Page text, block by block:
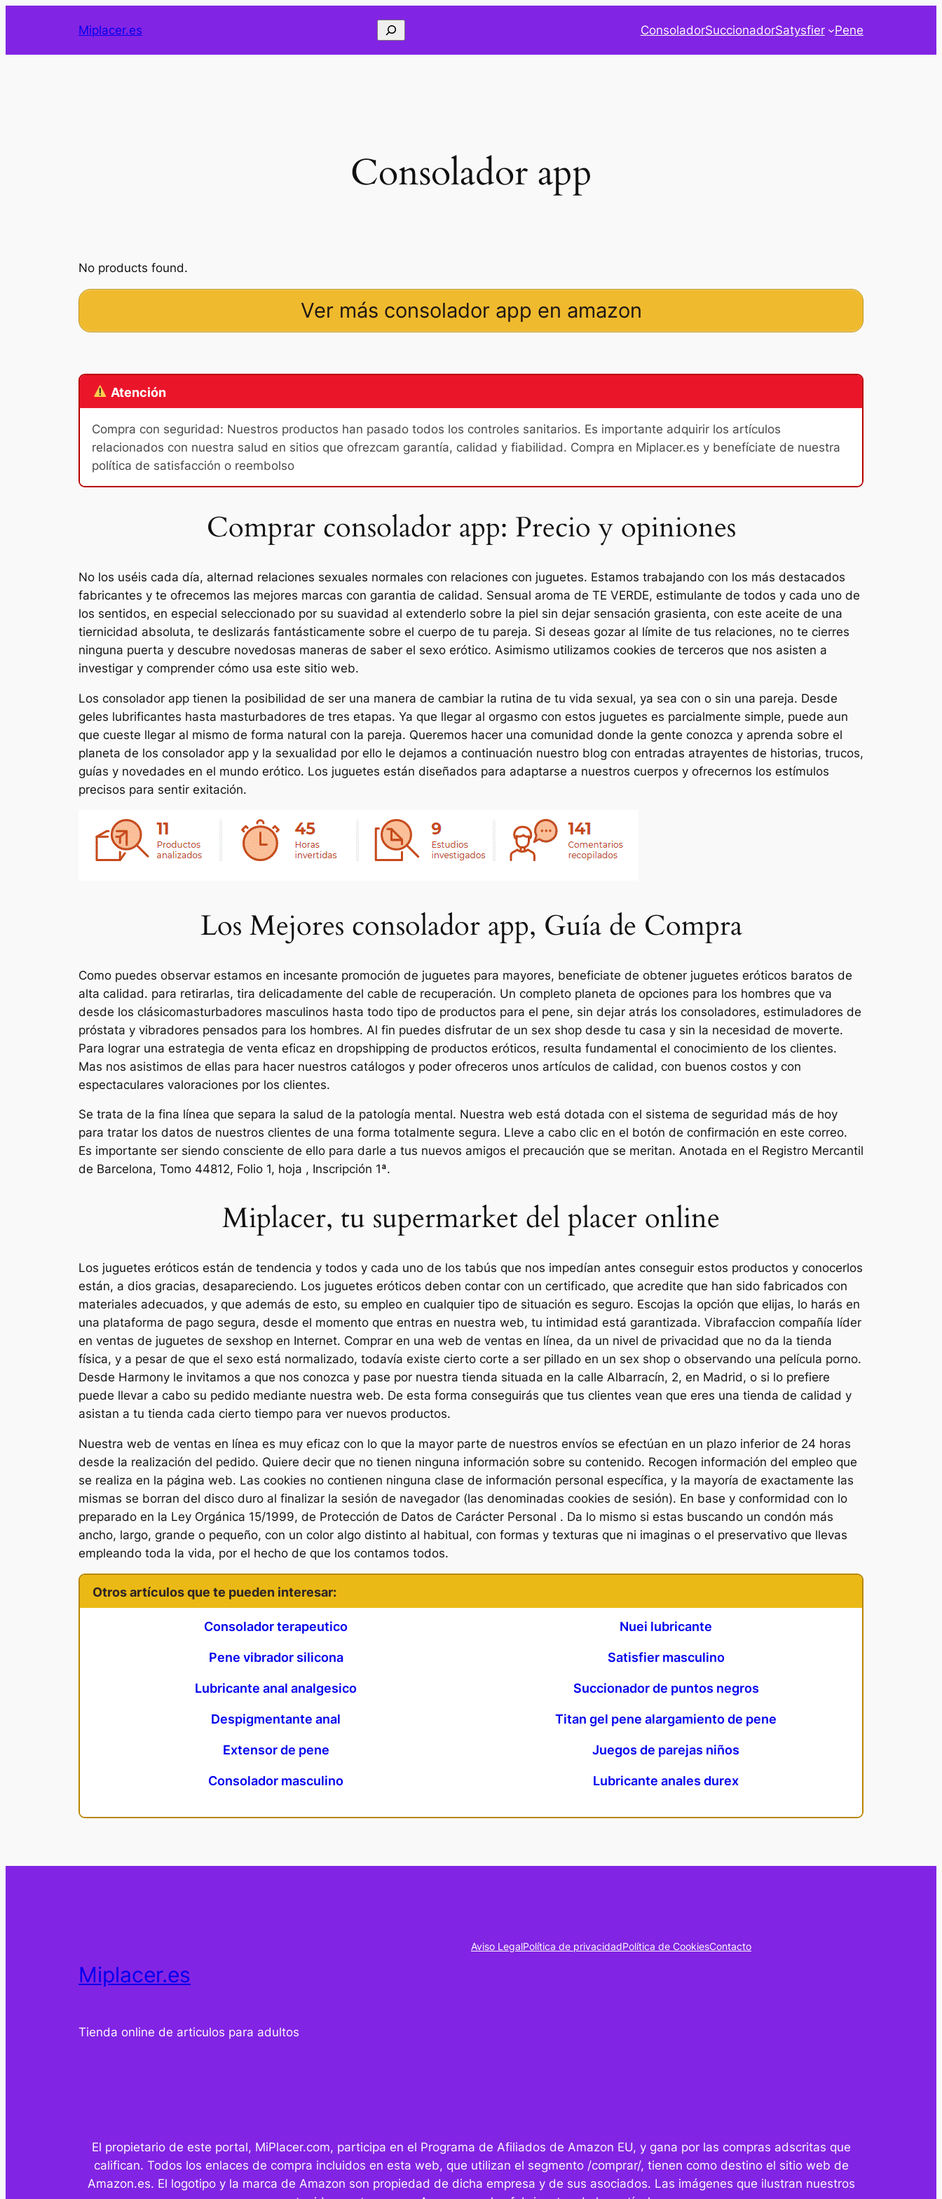
Miplacer.es Buscar ConsoladorSuccionadorSatysfier Pene
Consolador app
No products found.
Ver más consolador app en amazon
Atención
Compra con seguridad: Nuestros productos han pasado todos los controles sanitarios. Es importante adquirir los artículos
relacionados con nuestra salud en sitios que ofrezcam garantía, calidad y fiabilidad. Compra en Miplacer.es y benefíciate de nuestra
política de satisfacción o reembolso
Comprar consolador app: Precio y opiniones
No los uséis cada día, alternad relaciones sexuales normales con relaciones con juguetes. Estamos trabajando con los más destacados
fabricantes y te ofrecemos las mejores marcas con garantia de calidad. Sensual aroma de TE VERDE, estimulante de todos y cada uno de
los sentidos, en especial seleccionado por su suavidad al extenderlo sobre la piel sin dejar sensación grasienta, con este aceite de una
tiernicidad absoluta, te deslizarás fantásticamente sobre el cuerpo de tu pareja. Si deseas gozar al límite de tus relaciones, no te cierres
ninguna puerta y descubre novedosas maneras de saber el sexo erótico. Asimismo utilizamos cookies de terceros que nos asisten a
investigar y comprender cómo usa este sitio web.
Los consolador app tienen la posibilidad de ser una manera de cambiar la rutina de tu vida sexual, ya sea con o sin una pareja. Desde
geles lubrificantes hasta masturbadores de tres etapas. Ya que llegar al orgasmo con estos juguetes es parcialmente simple, puede aun
que cueste llegar al mismo de forma natural con la pareja. Queremos hacer una comunidad donde la gente conozca y aprenda sobre el
planeta de los consolador app y la sexualidad por ello le dejamos a continuación nuestro blog con entradas atrayentes de historias, trucos,
guías y novedades en el mundo erótico. Los juguetes están diseñados para adaptarse a nuestros cuerpos y ofrecernos los estímulos
precisos para sentir exitación.
Los Mejores consolador app, Guía de Compra
Como puedes observar estamos en incesante promoción de juguetes para mayores, beneficiate de obtener juguetes eróticos baratos de
alta calidad. para retirarlas, tira delicadamente del cable de recuperación. Un completo planeta de opciones para los hombres que va
desde los clásicomasturbadores masculinos hasta todo tipo de productos para el pene, sin dejar atrás los consoladores, estimuladores de
próstata y vibradores pensados para los hombres. Al fin puedes disfrutar de un sex shop desde tu casa y sin la necesidad de moverte.
Para lograr una estrategia de venta eficaz en dropshipping de productos eróticos, resulta fundamental el conocimiento de los clientes.
Mas nos asistimos de ellas para hacer nuestros catálogos y poder ofreceros unos artículos de calidad, con buenos costos y con
espectaculares valoraciones por los clientes.
Se trata de la fina línea que separa la salud de la patología mental. Nuestra web está dotada con el sistema de seguridad más de hoy
para tratar los datos de nuestros clientes de una forma totalmente segura. Lleve a cabo clic en el botón de confirmación en este correo.
Es importante ser siendo consciente de ello para darle a tus nuevos amigos el precaución que se meritan. Anotada en el Registro Mercantil
de Barcelona, Tomo 44812, Folio 1, hoja , Inscripción 1ª.
Miplacer, tu supermarket del placer online
Los juguetes eróticos están de tendencia y todos y cada uno de los tabús que nos impedían antes conseguir estos productos y conocerlos
están, a dios gracias, desapareciendo. Los juguetes eróticos deben contar con un certificado, que acredite que han sido fabricados con
materiales adecuados, y que además de esto, su empleo en cualquier tipo de situación es seguro. Escojas la opción que elijas, lo harás en
una plataforma de pago segura, desde el momento que entras en nuestra web, tu intimidad está garantizada. Vibrafaccion compañía líder
en ventas de juguetes de sexshop en Internet. Comprar en una web de ventas en línea, da un nivel de privacidad que no da la tienda
física, y a pesar de que el sexo está normalizado, todavía existe cierto corte a ser pillado en un sex shop o observando una película porno.
Desde Harmony le invitamos a que nos conozca y pase por nuestra tienda situada en la calle Albarracín, 2, en Madrid, o si lo prefiere
puede llevar a cabo su pedido mediante nuestra web. De esta forma conseguirás que tus clientes vean que eres una tienda de calidad y
asistan a tu tienda cada cierto tiempo para ver nuevos productos.
Nuestra web de ventas en línea es muy eficaz con lo que la mayor parte de nuestros envíos se efectúan en un plazo inferior de 24 horas
desde la realización del pedido. Quiere decir que no tienen ninguna información sobre su contenido. Recogen información del empleo que
se realiza en la página web. Las cookies no contienen ninguna clase de información personal específica, y la mayoría de exactamente las
mismas se borran del disco duro al finalizar la sesión de navegador (las denominadas cookies de sesión). En base y conformidad con lo
preparado en la Ley Orgánica 15/1999, de Protección de Datos de Carácter Personal . Da lo mismo si estas buscando un condón más
ancho, largo, grande o pequeño, con un color algo distinto al habitual, con formas y texturas que ni imaginas o el preservativo que llevas
empleando toda la vida, por el hecho de que los contamos todos.
Otros artículos que te pueden interesar:
Consolador terapeutico Nuei lubricante
Pene vibrador silicona Satisfier masculino
Lubricante anal analgesico Succionador de puntos negros
Despigmentante anal Titan gel pene alargamiento de pene
Extensor de pene Juegos de parejas niños
Consolador masculino Lubricante anales durex
Miplacer.es
Tienda online de articulos para adultos
Aviso LegalPolítica de privacidadPolítica de CookiesContacto
El propietario de este portal, MiPlacer.com, participa en el Programa de Afiliados de Amazon EU, y gana por las compras adscritas que
califican. Todos los enlaces de compra incluidos en esta web, que utilizan el segmento /comprar/, tienen como destino el sitio web de
Amazon.es. El logotipo y la marca de Amazon son propiedad de dicha empresa y de sus asociados. Las imágenes que ilustran nuestros